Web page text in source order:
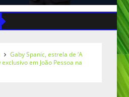
Gaby Spanic, estrela de ‘A
em João Pessoa na